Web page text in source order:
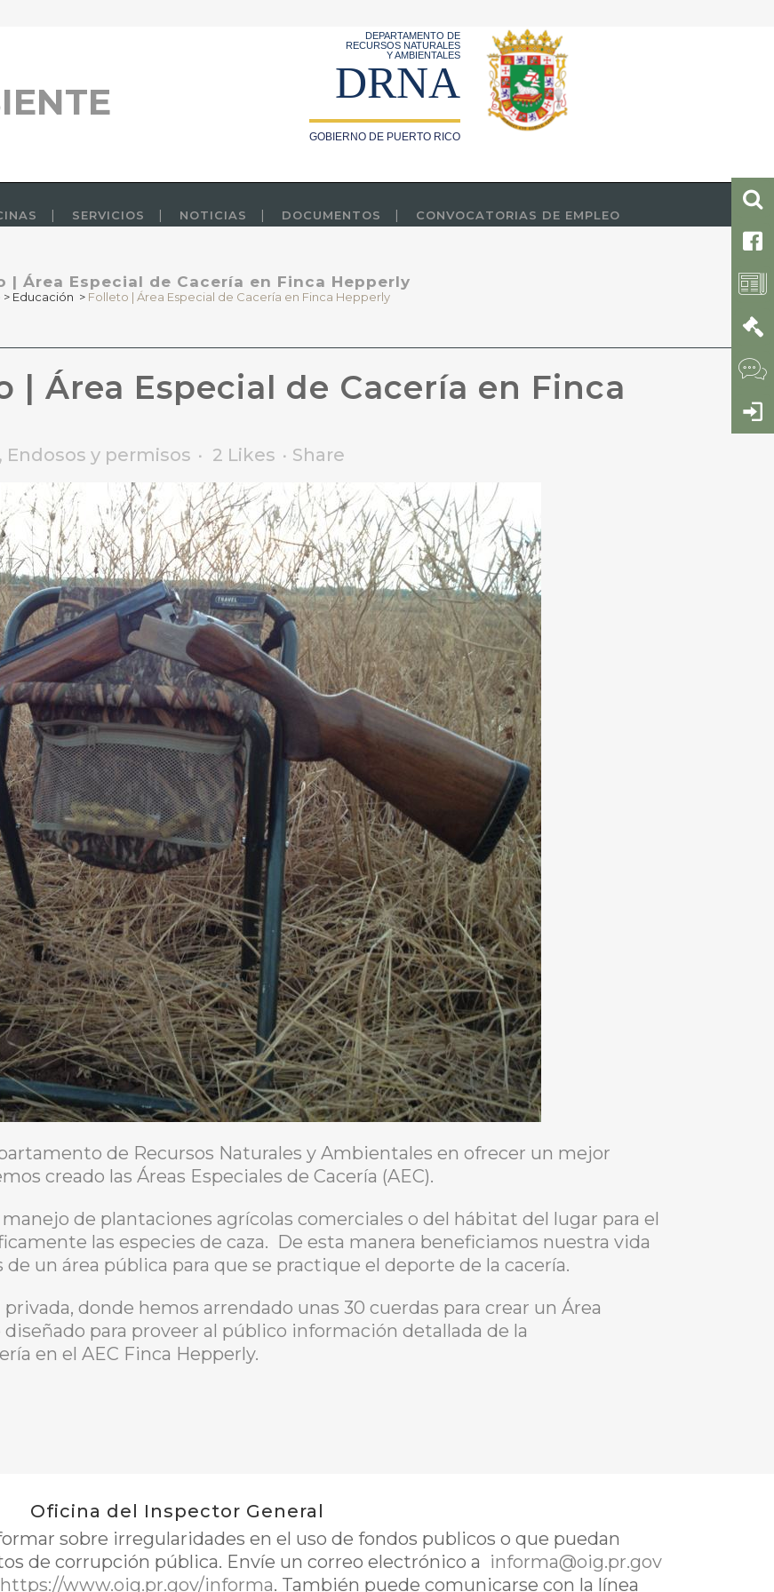
DEPARTAMENTO DE
RECURSOS NATURALES
Y AMBIENTALES
DRNA
GOBIERNO DE PUERTO RICO
SERVICIOS NOTICIAS DOCUMENTOS CONVOCATORIAS DE EMPLEO
| Área Especial de Cacería en Finca Hepperly
> Educación > Folleto | Área Especial de Cacería en Finca Hepperly
| Área Especial de Cacería en Finca
, Endosos y permisos 2 Likes Share
de Recursos Naturales y Ambientales en ofrecer un mejor
creado las Áreas Especiales de Cacería (AEC).
de plantaciones agrícolas comerciales o del hábitat del lugar para el
las especies de caza. De esta manera beneficiamos nuestra vida
un área pública para que se practique el deporte de la cacería.
donde hemos arrendado unas 30 cuerdas para crear un Área
para proveer al público información detallada de la
en el AEC Finca Hepperly.
Oficina del Inspector General
sobre irregularidades en el uso de fondos publicos o que puedan
de corrupción pública. Envíe un correo electrónico a informa@oig.pr.gov
https://www.oig.pr.gov/informa. También puede comunicarse con la línea